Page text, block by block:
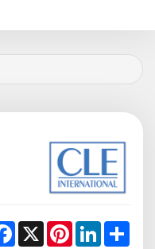
Facebook
X PinterestLinkedIn